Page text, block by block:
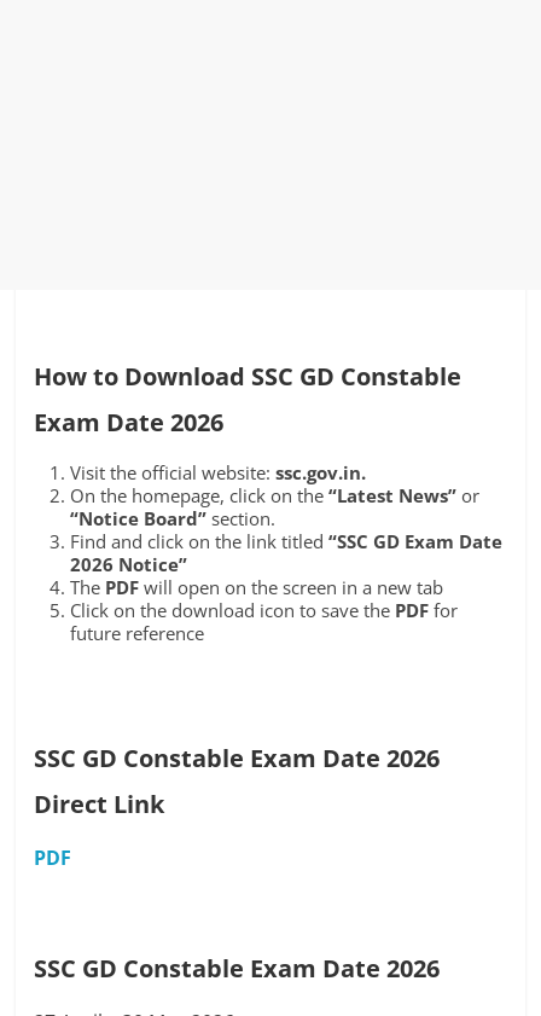
How to Download SSC GD Constable
Exam Date 2026
Visit the official website:ssc.gov.in.
On the homepage, click on the“Latest News” or
“Notice Board” section.
Find and click on the link titled“SSC GD Exam Date
2026 Notice”
The PDF will open on the screen in a new tab
Click on the download icon to save the PDF for
future reference
SSC GD Constable Exam Date 2026
Direct Link
PDF
SSC GD Constable Exam Date 2026